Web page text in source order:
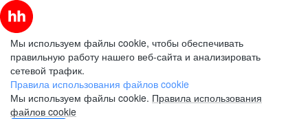
Мы используем файлы cookie, чтобы обеспечивать
правильную работу нашего веб-сайта и анализировать
сетевой трафик.
Правила использования файлов cookie
Мы используем файлы cookie. Правила использования
файлов cookie